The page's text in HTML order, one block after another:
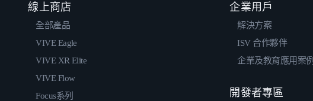
線上商店
全部產品
VIVE Eagle
VIVE XR Elite
VIVE Flow
Focus系列
企業用戶
解決方案
ISV 合作夥伴
企業及教育應用案例
開發者專區